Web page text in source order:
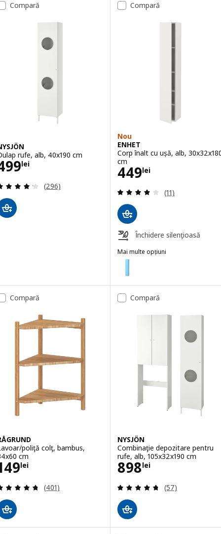
Opțiune: ENHET, Cadru înalt
Compară
rufe, alb, 40x190 cm
lei
499lei
Evaluare: 4.2 din 5 stele. Total recenzii:
(296)
Compară
Nou
ENHET
Corp înalt cu ușă, alb,
cm
449lei
Preţ 449lei
Evaluare: 3.9
(11)
Închidere silenţioasă
Mai multe opțiuni
ENHET
Compară
poliţă colţ, bambus,
cm
lei149lei
Evaluare: 4.7 din 5 stele. Total recenzii:
(401)
Compară
NYSJÖN
Combinaţie depozitare pentru
rufe, alb, 105x32x190 cm
898lei
Preţ 898lei
Evaluare: 4.7
(57)